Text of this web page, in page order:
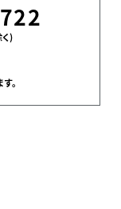
)
。